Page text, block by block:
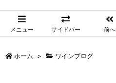
メニュー サイドバー 前へ
ホーム > ワインブログ